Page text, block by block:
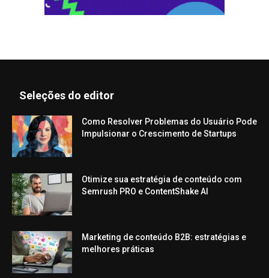
Seleções do editor
Como Resolver Problemas do Usuário Pode
Impulsionar o Crescimento de Startups
Otimize sua estratégia de conteúdo com
Semrush PRO e ContentShake AI
Marketing de conteúdo B2B: estratégias e
melhores práticas